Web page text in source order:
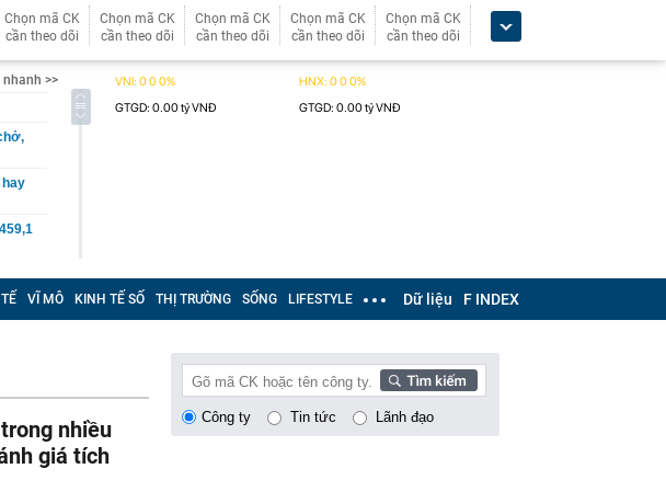
Chọn mã CK
cần theo dõi
Chọn mã CK
cần theo dõi
Chọn mã CK
cần theo dõi
Chọn mã CK
cần theo dõi
Chọn mã CK
cần theo dõi
>>
hay
2
tức
VĨ MÔ KINH TẾ SỐ THỊ TRƯỜNG SỐNG LIFESTYLE Dữ liệu F INDEX
nhiều
giá tích
Công ty Tin tức Lãnh đạo